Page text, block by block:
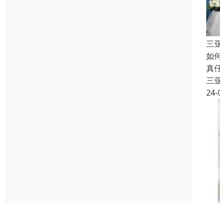
三
如
真
三
24-